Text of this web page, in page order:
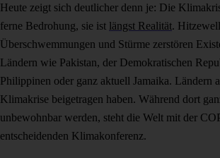
Heute zeigt sich deutlicher denn je: Die
ferne Bedrohung, sie ist längst Realität.
Überschwemmungen und Stürme zerstören
Ländern wie Pakistan, der Demokratischen
Philippinen oder ganz aktuell Jamaika. Ländern
Klimakrise beigetragen haben. Während dort
unbewohnbar werden, steht die Welt mit der
entscheidenden Klimakonferenz.